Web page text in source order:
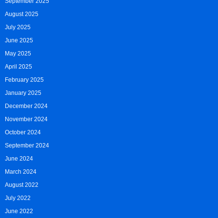
August 2025
July 2025
June 2025
May 2025
April 2025
February 2025
January 2025
December 2024
November 2024
October 2024
September 2024
June 2024
March 2024
August 2022
July 2022
June 2022